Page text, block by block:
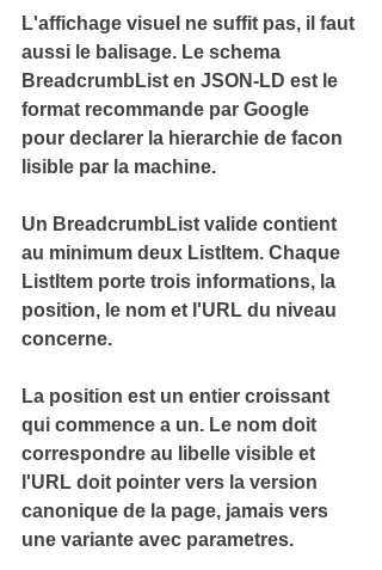
L'affichage visuel ne suffit pas, il faut
aussi le balisage. Le schema
BreadcrumbList en JSON-LD est le
format recommande par Google
pour declarer la hierarchie de facon
lisible par la machine.
Un BreadcrumbList valide contient
au minimum deux ListItem. Chaque
ListItem porte trois informations, la
position, le nom et l'URL du niveau
concerne.
La position est un entier croissant
qui commence a un. Le nom doit
correspondre au libelle visible et
l'URL doit pointer vers la version
canonique de la page, jamais vers
une variante avec parametres.